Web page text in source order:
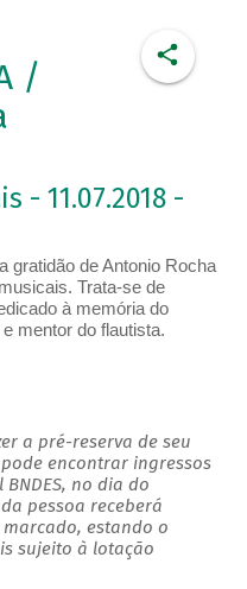
/
- 11.07.2018 -
gratidão de Antonio Rocha
Trata-se de
à memória do
mentor do flautista.
a pré-reserva de seu
encontrar ingressos
no dia do
pessoa receberá
estando o
sujeito à lotação